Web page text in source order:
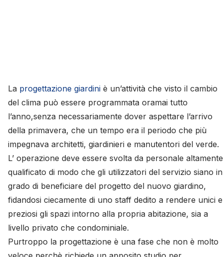
La progettazione giardini è un’attività che visto il cambio
del clima può essere programmata oramai tutto
l’anno,senza necessariamente dover aspettare l’arrivo
della primavera, che un tempo era il periodo che più
impegnava architetti, giardinieri e manutentori del verde.
L’ operazione deve essere svolta da personale altamente
qualificato di modo che gli utilizzatori del servizio siano in
grado di beneficiare del progetto del nuovo giardino,
fidandosi ciecamente di uno staff dedito a rendere unici e
preziosi gli spazi intorno alla propria abitazione, sia a
livello privato che condominiale.
Purtroppo la progettazione è una fase che non è molto